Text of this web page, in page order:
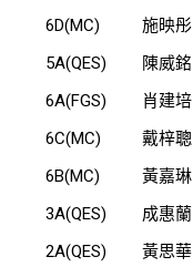
6D(MC)
施映彤
5A(QES)
陳威銘
6A(FGS)
肖建培
6C(MC)
戴梓聰
6B(MC)
黃嘉琳
3A(QES)
成惠蘭
2A(QES)
黃思華